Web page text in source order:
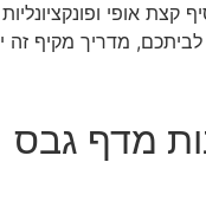
קצת אופי
לביתכם, מדריך מקיף
מדף גבס